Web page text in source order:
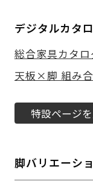
デジタルカタ
総合家具カタ
天板×脚 組み
特設ページ
脚バリエーシ